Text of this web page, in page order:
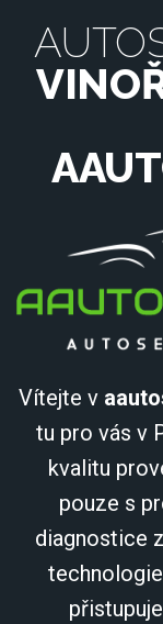
Vítejte v
tu pro vás v
kvalitu
pouze s
diagnostice